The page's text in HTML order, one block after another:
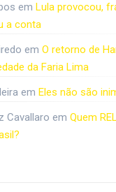
em Lula provocou,
a conta
em O retorno de
da Faria Lima
em Eles não são
Cavallaro em Quem